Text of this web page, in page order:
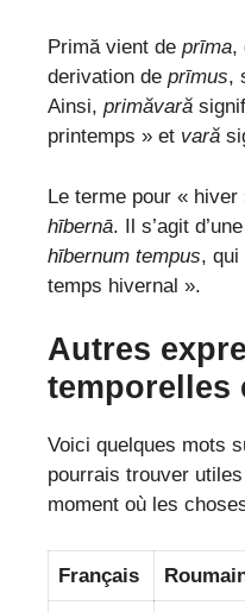
Primă vient de prīma,
derivation de prīmus,
Ainsi, primăvară
printemps » et vară
Le terme pour « hiver
hībernā. Il s’agit
hībernum tempus, qui
temps hivernal ».
Autres
temporelles
Voici quelques mots
pourrais trouver
moment où les
Français